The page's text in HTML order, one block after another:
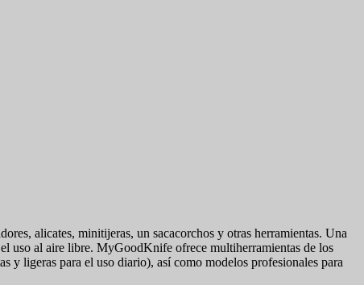
alicates, minitijeras, un sacacorchos y otras herramientas. Una
el uso al aire libre. MyGoodKnife ofrece multiherramientas de los
ligeras para el uso diario), así como modelos profesionales para